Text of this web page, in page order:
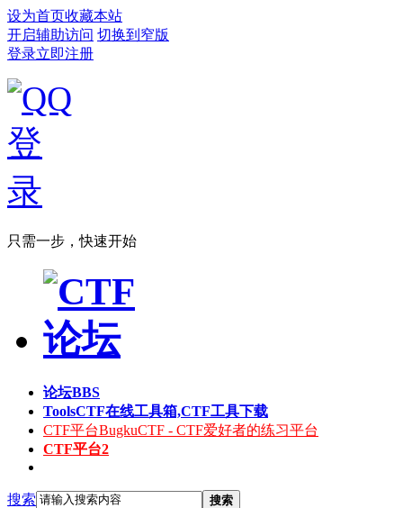
设为首页收藏本站
开启辅助访问 切换到窄版
登录立即注册
只需一步，快速开始
论坛BBS
ToolsCTF在线工具箱,CTF工具下载
CTF平台BugkuCTF - CTF爱好者的练习平台
CTF平台2
搜索 搜索